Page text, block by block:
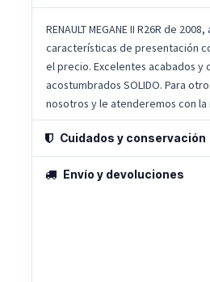
RENAULT MEGANE II R26R de
características de presentación
el precio. Excelentes acabados y
acostumbrados SOLIDO. Para
nosotros y le atenderemos con la
Cuidados y conservación
Envío y devoluciones